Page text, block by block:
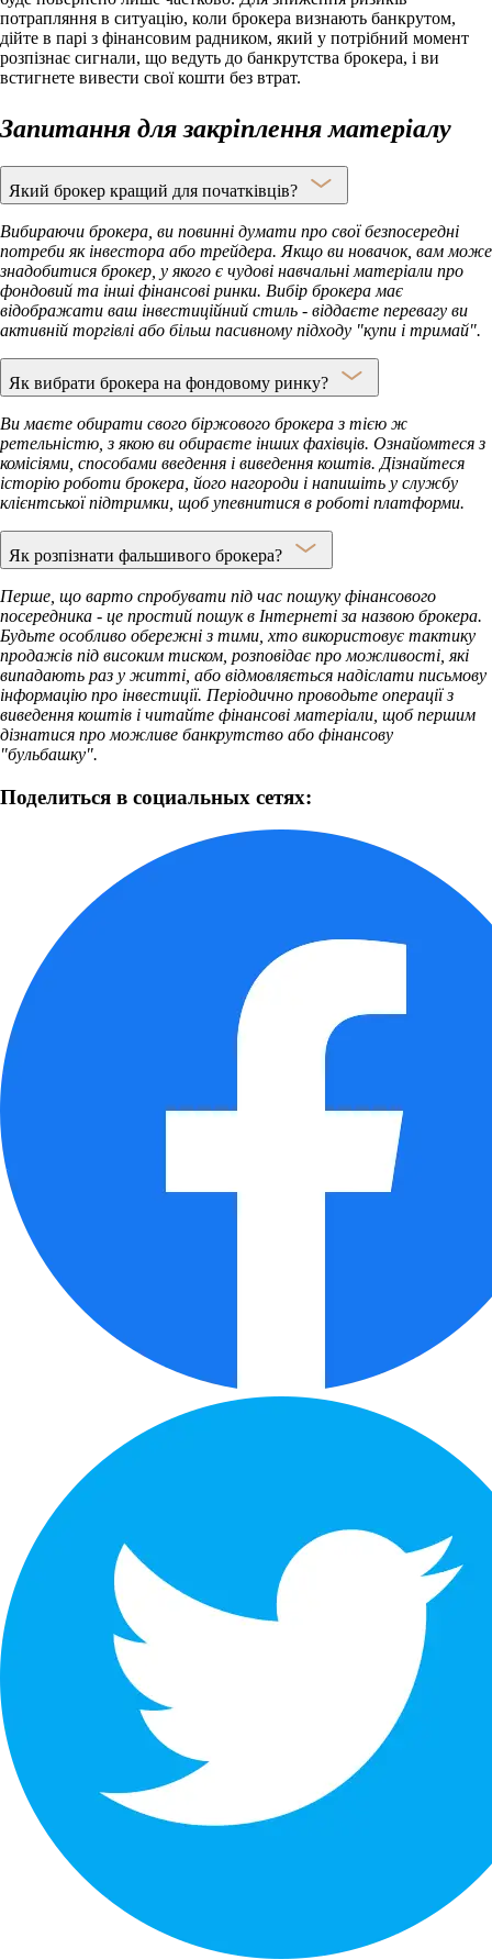
потрапляння в ситуацію, коли брокера визнають банкрутом,
дійте в парі з фінансовим радником, який у потрібний момент
розпізнає сигнали, що ведуть до банкрутства брокера, і ви
встигнете вивести свої кошти без втрат.
Запитання для закріплення матеріалу
Який брокер кращий для початківців?
Вибираючи брокера, ви повинні думати про свої безпосередні
потреби як інвестора або трейдера. Якщо ви новачок, вам може
знадобитися брокер, у якого є чудові навчальні матеріали про
фондовий та інші фінансові ринки. Вибір брокера має
відображати ваш інвестиційний стиль - віддаєте перевагу ви
активній торгівлі або більш пасивному підходу "купи і тримай".
Як вибрати брокера на фондовому ринку?
Ви маєте обирати свого біржового брокера з тією ж
ретельністю, з якою ви обираєте інших фахівців. Ознайомтеся з
комісіями, способами введення і виведення коштів. Дізнайтеся
історію роботи брокера, його нагороди і напишіть у службу
клієнтської підтримки, щоб упевнитися в роботі платформи.
Як розпізнати фальшивого брокера?
Перше, що варто спробувати під час пошуку фінансового
посередника - це простий пошук в Інтернеті за назвою брокера.
Будьте особливо обережні з тими, хто використовує тактику
продажів під високим тиском, розповідає про можливості, які
випадають раз у житті, або відмовляється надіслати письмову
інформацію про інвестиції. Періодично проводьте операції з
виведення коштів і читайте фінансові матеріали, щоб першим
дізнатися про можливе банкрутство або фінансову
"бульбашку".
Поделиться в социальных сетях: